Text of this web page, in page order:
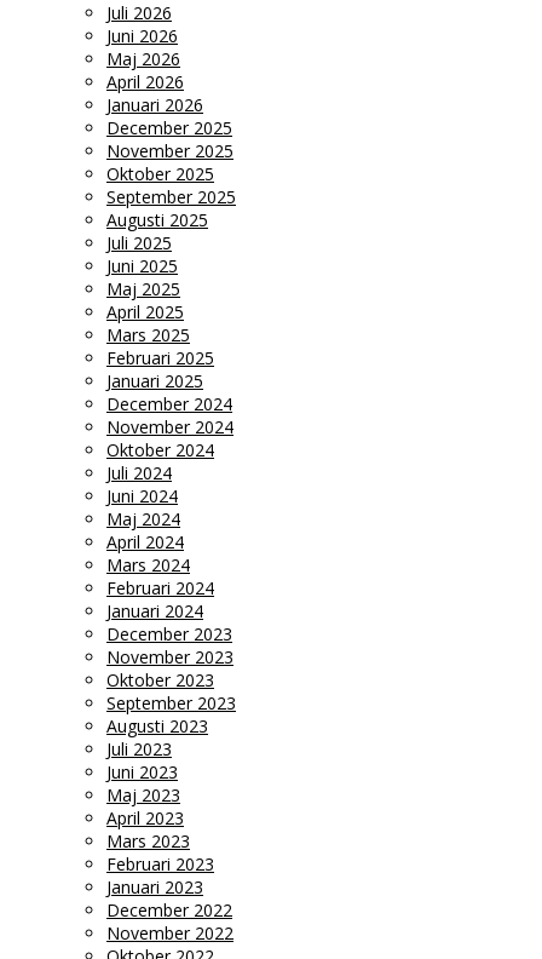
Juli 2026
Juni 2026
Maj 2026
April 2026
Januari 2026
December 2025
November 2025
Oktober 2025
September 2025
Augusti 2025
Juli 2025
Juni 2025
Maj 2025
April 2025
Mars 2025
Februari 2025
Januari 2025
December 2024
November 2024
Oktober 2024
Juli 2024
Juni 2024
Maj 2024
April 2024
Mars 2024
Februari 2024
Januari 2024
December 2023
November 2023
Oktober 2023
September 2023
Augusti 2023
Juli 2023
Juni 2023
Maj 2023
April 2023
Mars 2023
Februari 2023
Januari 2023
December 2022
November 2022